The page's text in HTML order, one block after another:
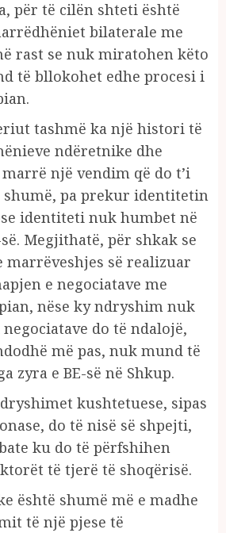
për të cilën shteti është
bilaterale me
rast se nuk miratohen këto
të bllokohet edhe procesi i
tashmë ka një histori të
ndëretnike dhe
një vendim që do t’i
shumë, pa prekur identitetin
identiteti nuk humbet në
Megjithatë, për shkak se
marrëveshjes së realizuar
e negociatave me
nëse ky ndryshim nuk
do të ndalojë,
më pas, nuk mund të
zyra e BE-së në Shkup.
kushtetuese, sipas
do të nisë së shpejti,
ku do të përfshihen
të tjerë të shoqërisë.
është shumë më e madhe
të një pjese të